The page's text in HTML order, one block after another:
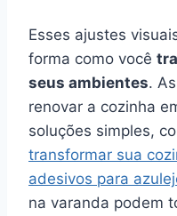
Esses ajustes
forma como você
seus ambientes.
renovar a cozinha
soluções simples,
transformar sua
adesivos para
na varanda podem